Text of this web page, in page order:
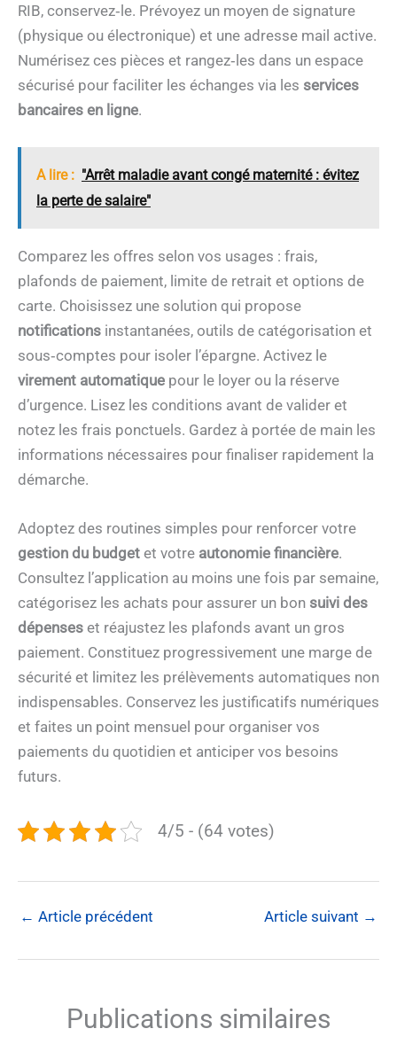
RIB, conservez‑le. Prévoyez un moyen de signature
(physique ou électronique) et une adresse mail active.
Numérisez ces pièces et rangez‑les dans un espace
sécurisé pour faciliter les échanges via les services
bancaires en ligne.
A lire : "Arrêt maladie avant congé maternité : évitez
la perte de salaire"
Comparez les offres selon vos usages : frais,
plafonds de paiement, limite de retrait et options de
carte. Choisissez une solution qui propose
notifications instantanées, outils de catégorisation et
sous‑comptes pour isoler l’épargne. Activez le
virement automatique pour le loyer ou la réserve
d’urgence. Lisez les conditions avant de valider et
notez les frais ponctuels. Gardez à portée de main les
informations nécessaires pour finaliser rapidement la
démarche.
Adoptez des routines simples pour renforcer votre
gestion du budget et votre autonomie financière.
Consultez l’application au moins une fois par semaine,
catégorisez les achats pour assurer un bon suivi des
dépenses et réajustez les plafonds avant un gros
paiement. Constituez progressivement une marge de
sécurité et limitez les prélèvements automatiques non
indispensables. Conservez les justificatifs numériques
et faites un point mensuel pour organiser vos
paiements du quotidien et anticiper vos besoins
futurs.
4/5 - (64 votes)
← Article précédent Article suivant →
Publications similaires